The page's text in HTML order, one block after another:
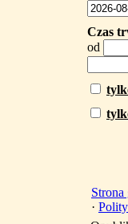
Czas
od
Strona
·